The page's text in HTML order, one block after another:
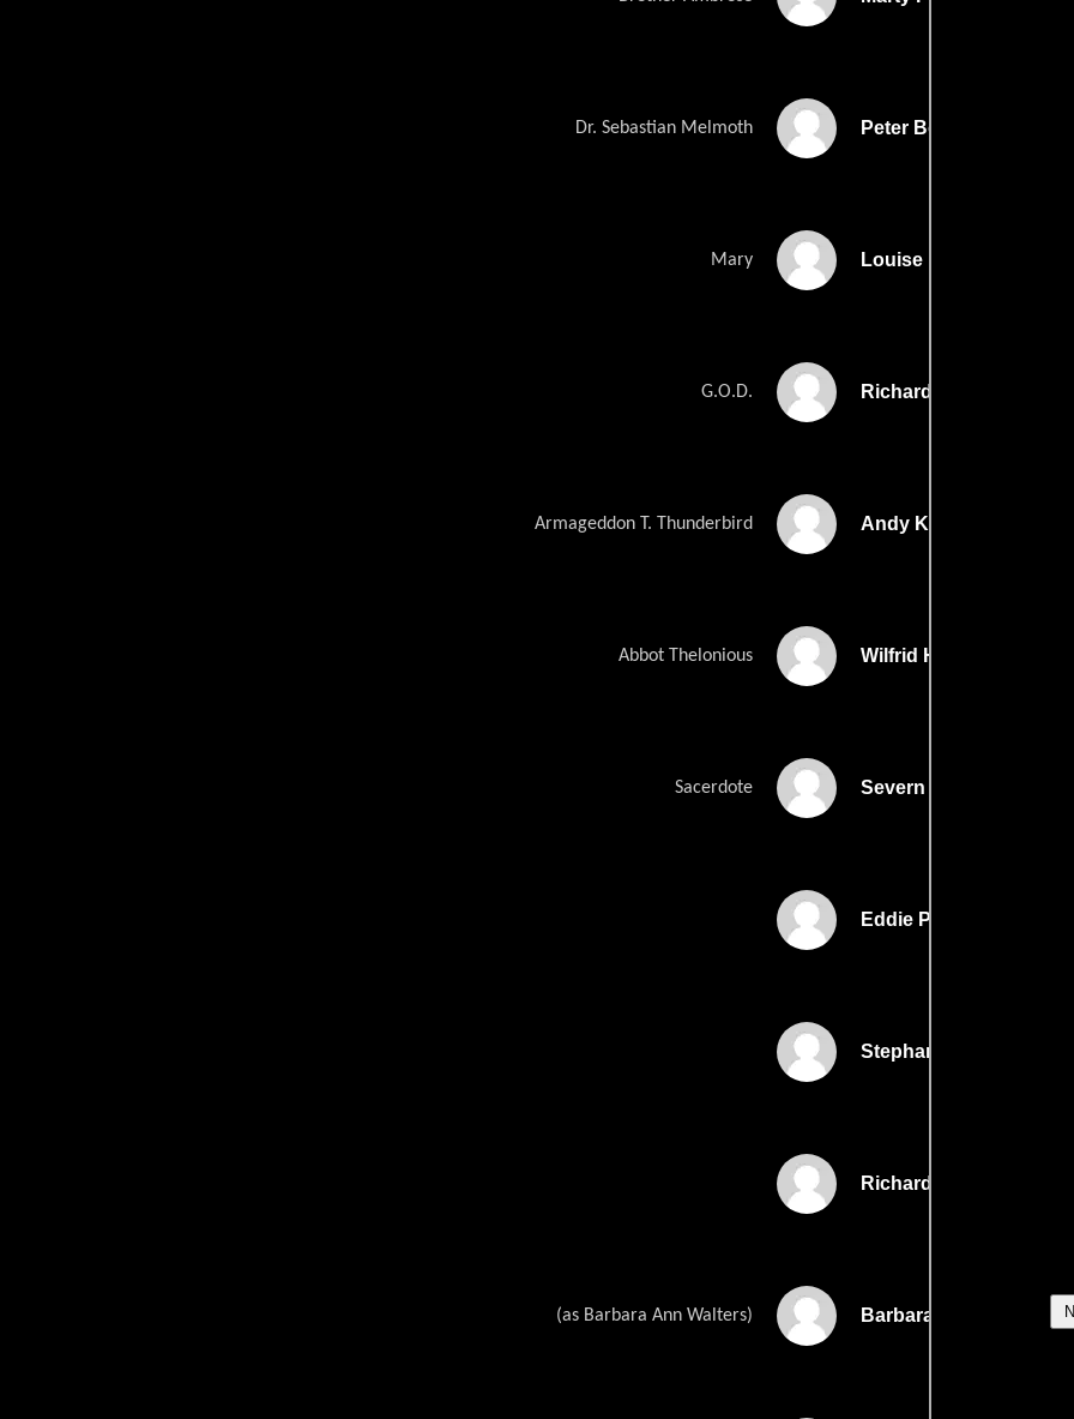
Dr. Sebastian Melmoth Peter Boyle
Mary Louise Lasser
G.O.D. Richard Pryor
Armageddon T. Thunderbird Andy Kaufman
Abbot Thelonious Wilfrid Hyde-White
Sacerdote Severn Darden
Eddie Parks
Stephanie Ross
Richard A. Roth
(as Barbara Ann Walters) Barbara Ann Grimes